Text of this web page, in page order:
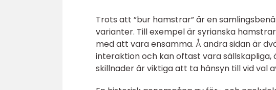
Trots att ”bur hamstrar” är en
varianter. Till exempel är syrianska
med att vara ensamma. Å andra sidan är
interaktion och kan oftast vara sällskapliga,
skillnader är viktiga att ta hänsyn till vid val